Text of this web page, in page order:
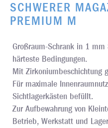
SCHWERER
PREMIUM M
Großraum-Schrank in 1
härteste Bedingungen.
Mit Zirkoniumbeschichtung
Für maximale
Sichtlagerkästen befüllt.
Zur Aufbewahrung von
Betrieb, Werkstatt und